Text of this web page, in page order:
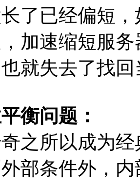
了已经偏短
加速缩短服
就失去了找
衡问题：
之所以成为
部条件外，